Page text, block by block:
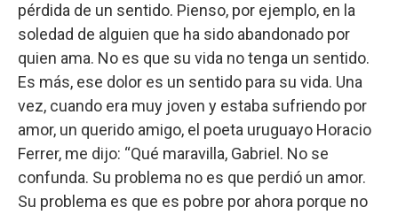
pérdida de un sentido. Pienso, por ejemplo, en la
soledad de alguien que ha sido abandonado por
quien ama. No es que su vida no tenga un sentido.
Es más, ese dolor es un sentido para su vida. Una
vez, cuando era muy joven y estaba sufriendo por
amor, un querido amigo, el poeta uruguayo Horacio
Ferrer, me dijo: “Qué maravilla, Gabriel. No se
confunda. Su problema no es que perdió un amor.
Su problema es que es pobre por ahora porque no